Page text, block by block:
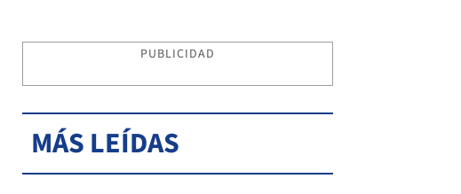
PUBLICIDAD
MÁS LEÍDAS